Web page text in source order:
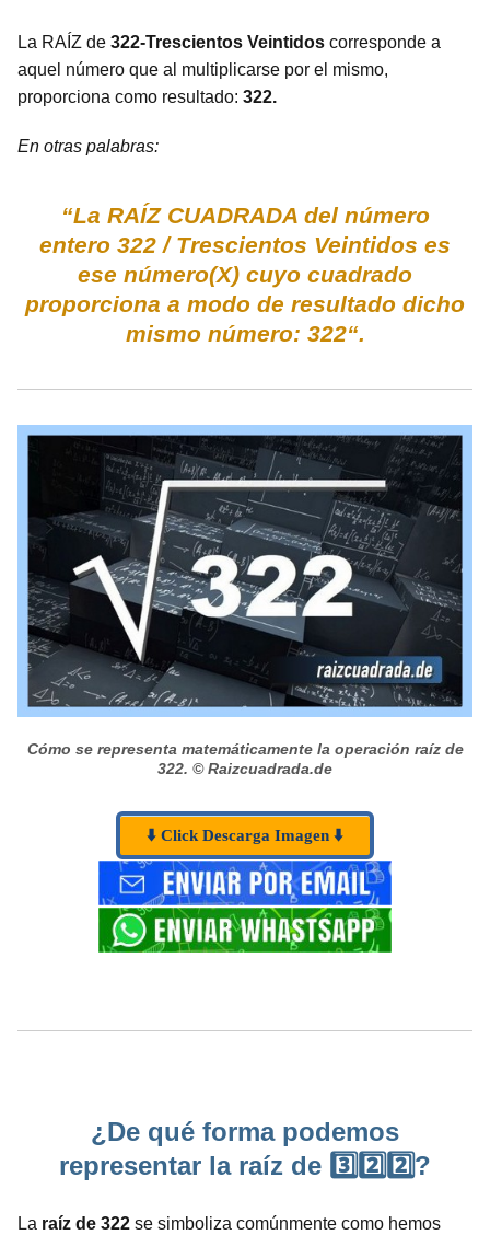
La RAÍZ de 322-Trescientos Veintidos corresponde a
aquel número que al multiplicarse por el mismo,
proporciona como resultado: 322.
En otras palabras:
“La RAÍZ CUADRADA del número
entero 322 / Trescientos Veintidos es
ese número(X) cuyo cuadrado
proporciona a modo de resultado dicho
mismo número: 322“.
Cómo se representa matemáticamente la operación raíz de
322. © Raizcuadrada.de
⬇️ Click Descarga Imagen ⬇️
¿De qué forma podemos
representar la raíz de 3️⃣2️⃣2️⃣?
La raíz de 322 se simboliza comúnmente como hemos